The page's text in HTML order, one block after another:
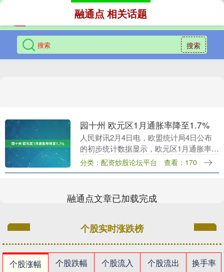
搜索
融通点 相关话题
园十州 欧元区1月通胀率降至1.7%
人民财讯2月4日电，欧盟统计局4日公布
的初步统计数据显示，欧元区1月通胀率按
年率计算为1.7%，较去年12月的2.0%有所
下滑，也略低于欧洲央行2%的中期通胀
分类：配资炒股论坛平台 查看：170
融通点文章已加载完成
个股实时涨跌榜
个股涨幅 个股跌幅 个股流入 个股流出
换手率